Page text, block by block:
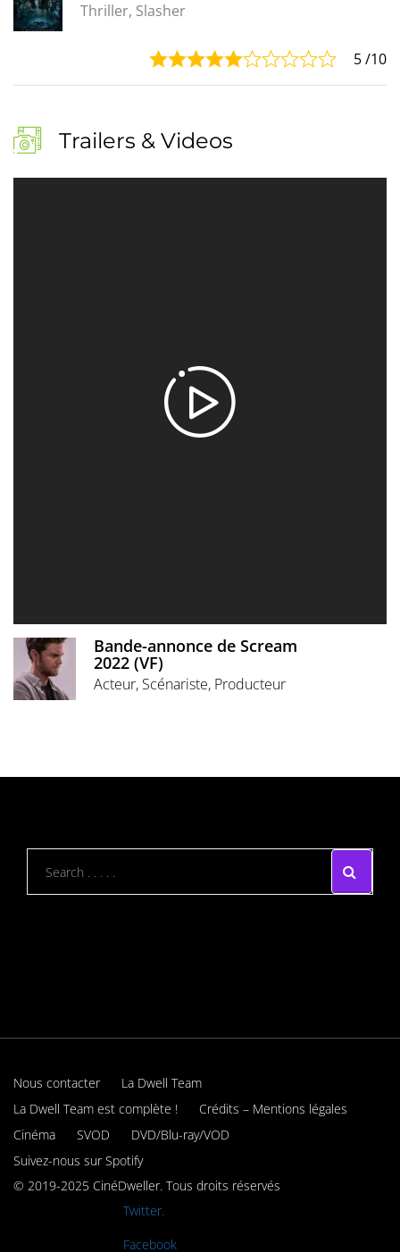
Thriller, Slasher
5/10
Trailers & Videos
Bande-annonce de Scream
2022 (VF)
Acteur, Scénariste, Producteur
Nous contacter
La Dwell Team
La Dwell Team est complète !
Crédits – Mentions légales
Cinéma
SVOD
DVD/Blu-ray/VOD
Suivez-nous sur Spotify
© 2019-2025 CinéDweller. Tous droits réservés
Twitter.
Facebook